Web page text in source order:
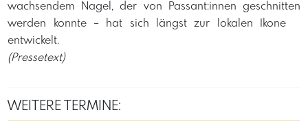
wachsendem Nagel, der von Passant:innen geschnitten
werden konnte – hat sich längst zur lokalen Ikone ​
entwickelt. ​
(Pressetext)
WEITERE TERMINE: